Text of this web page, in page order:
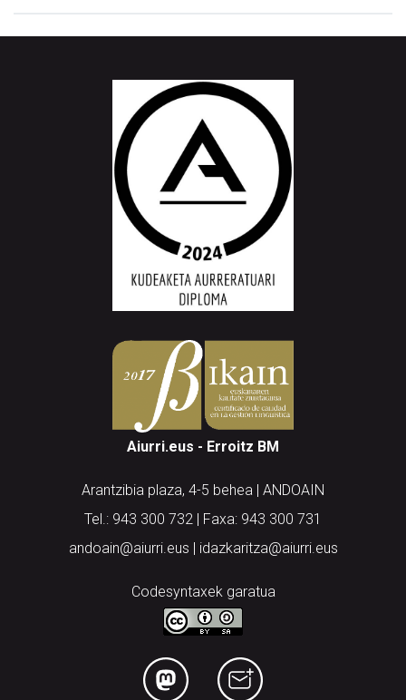
Aiurri.eus - Erroitz BM
Arantzibia plaza, 4-5 behea | ANDOAIN
Tel.: 943 300 732 | Faxa: 943 300 731
andoain@aiurri.eus | idazkaritza@aiurri.eus
Codesyntaxek garatua